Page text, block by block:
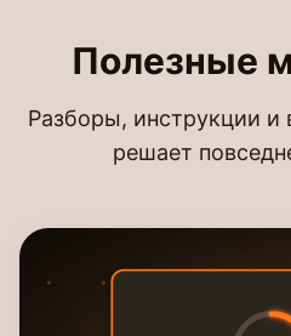
Полезные
Разборы, инструкции и
решает